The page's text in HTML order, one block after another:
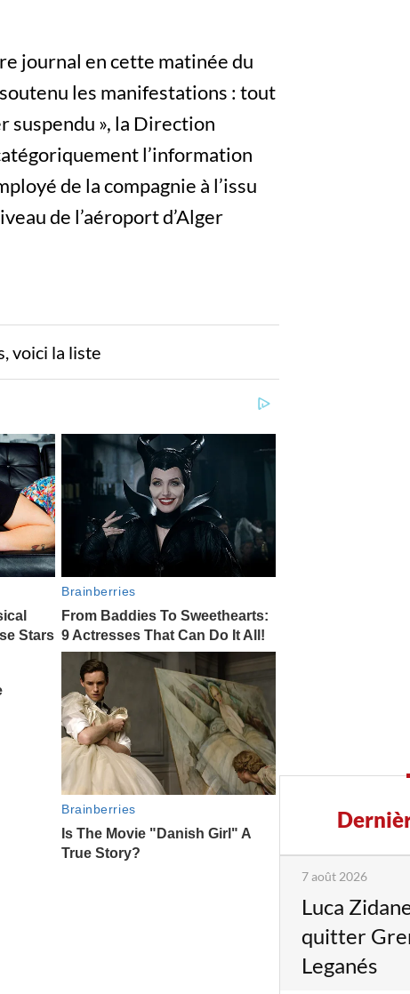
journal en cette matinée du
les manifestations : tout
suspendu », la Direction
l’information
de la compagnie à l’issu
de l’aéroport d’Alger
voici la liste
7 août 2026
Luca
quitter
Leganés